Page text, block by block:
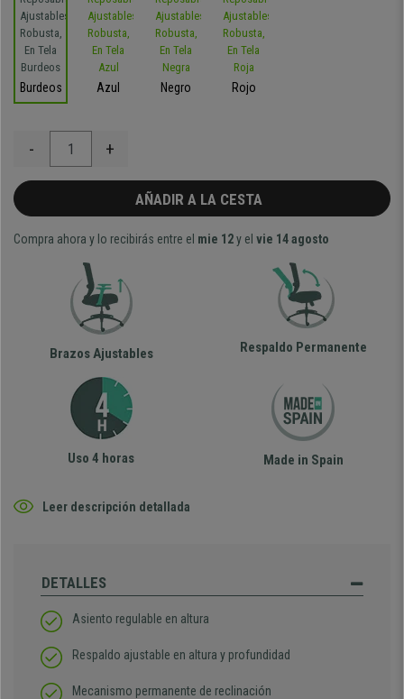
Burdeos Azul Negro Rojo
- +
AÑADIR A LA CESTA
Compra ahora y lo recibirás entre el mie 12y el vie 14 agosto
Brazos Ajustables Respaldo Permanente
Uso 4 horas Made in Spain
Leer descripción detallada
DETALLES
Asiento regulable en altura
Respaldo ajustable en altura y profundidad
Mecanismo permanente de reclinación